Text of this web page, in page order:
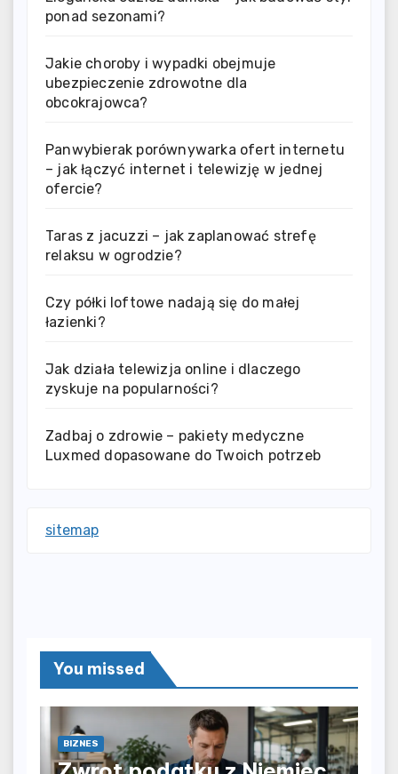
ponad sezonami?
Jakie choroby i wypadki obejmuje
ubezpieczenie zdrowotne dla
obcokrajowca?
Panwybierak porównywarka ofert internetu
– jak łączyć internet i telewizję w jednej
ofercie?
Taras z jacuzzi – jak zaplanować strefę
relaksu w ogrodzie?
Czy półki loftowe nadają się do małej
łazienki?
Jak działa telewizja online i dlaczego
zyskuje na popularności?
Zadbaj o zdrowie – pakiety medyczne
Luxmed dopasowane do Twoich potrzeb
sitemap
You missed
BIZNES